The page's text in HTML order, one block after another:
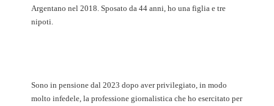
Argentano nel 2018. Sposato da 44 anni, ho una figlia e tre
nipoti.
Sono in pensione dal 2023 dopo aver privilegiato, in modo
molto infedele, la professione giornalistica che ho esercitato per